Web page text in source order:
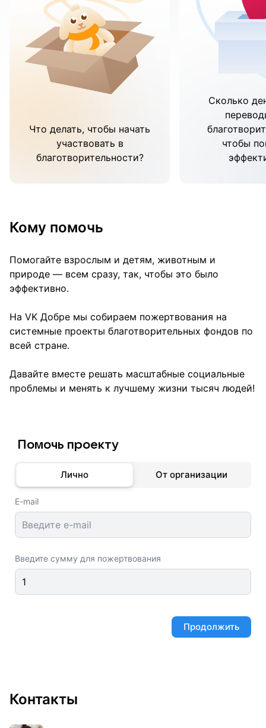
Что делать, чтобы начать
участвовать в
благотворительности?
Сколько
чтобы
Кому помочь
Помогайте взрослым и детям, животным и
природе — всем сразу, так, чтобы это было
эффективно.
На VK Добре мы собираем пожертвования на
системные проекты благотворительных фондов по
всей стране.
Давайте вместе решать масштабные социальные
проблемы и менять к лучшему жизни тысяч людей!
Контакты